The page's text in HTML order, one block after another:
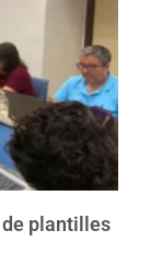
plantilles